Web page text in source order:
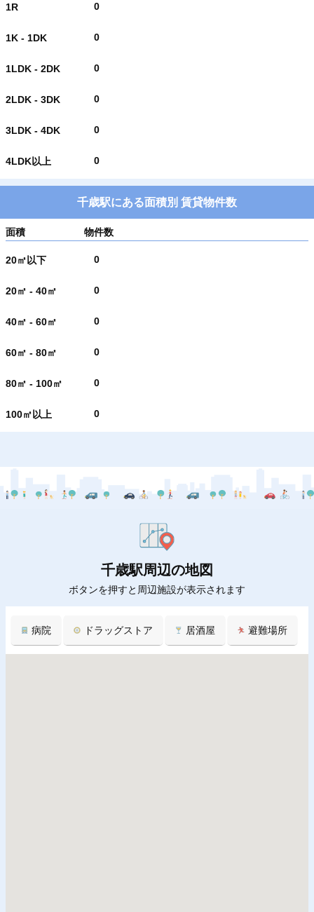
1R 0
1K - 1DK 0
1LDK - 2DK 0
2LDK - 3DK 0
3LDK - 4DK 0
4LDK以上 0
千歳駅にある面積別 賃貸物件数
面積 物件数
20㎡以下 0
20㎡ - 40㎡ 0
40㎡ - 60㎡ 0
60㎡ - 80㎡ 0
80㎡ - 100㎡ 0
100㎡以上 0
千歳駅周辺の地図
ボタンを押すと周辺施設が表示されます
病院 ドラッグストア 居酒屋 避難場所